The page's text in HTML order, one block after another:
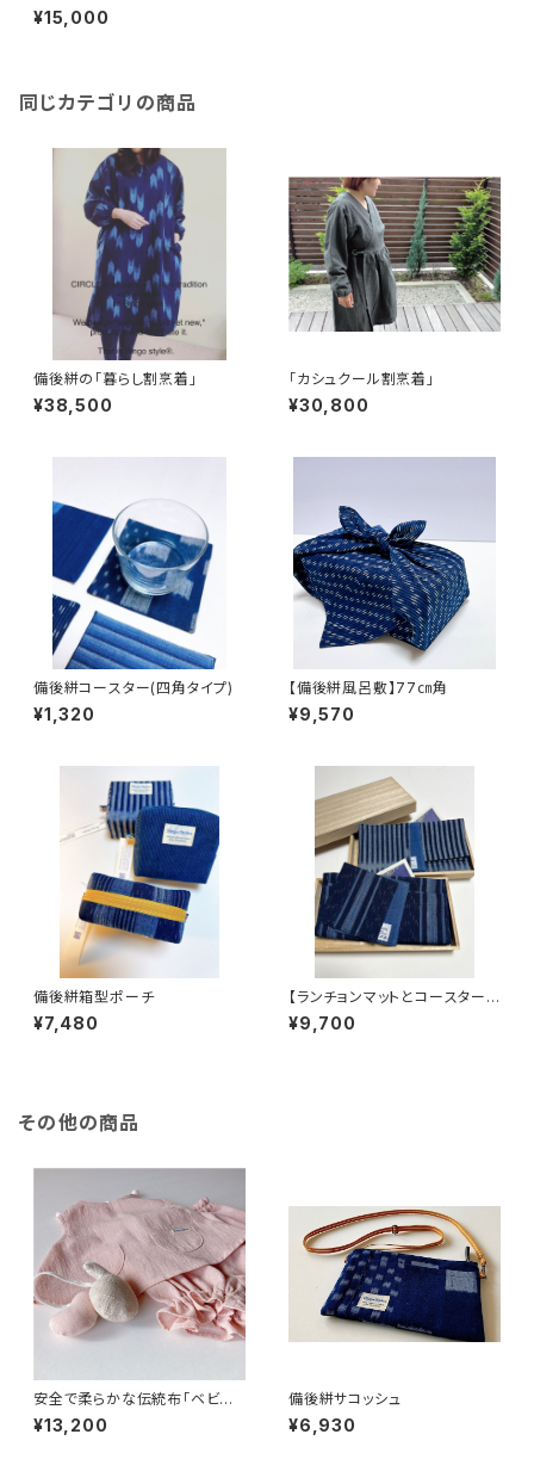
¥15,000
同じカテゴリの商品
備後絣の「暮らし割烹着」
¥38,500
「カシュクール割烹着」
¥30,800
備後絣コースター(四角タイプ)
¥1,320
【備後絣風呂敷】77㎝角
¥9,570
備後絣箱型ポーチ
¥7,480
【ランチョンマットとコースターセ
ット】備後絣の贈り物
¥9,700
その他の商品
安全で柔らかな伝統布「ベビー
ギフトセット」
¥13,200
備後絣サコッシュ
¥6,930